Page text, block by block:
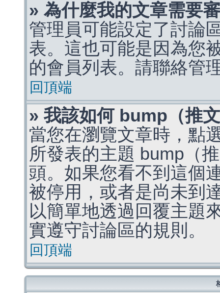
» 為什麼我的文章需要
管理員可能設定了討論
表。這也可能是因為您
的會員列表。請聯絡管
回頂端
» 我該如何 bump（推
當您在瀏覽文章時，點
所發表的主題 bump（
頭。如果您看不到這個
被停用，或者是尚未到
以簡單地透過回覆主題
實遵守討論區的規則。
回頂端